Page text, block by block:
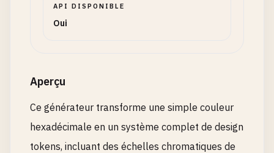
API DISPONIBLE
Oui
Aperçu
Ce générateur transforme une simple couleur
hexadécimale en un système complet de design
tokens, incluant des échelles chromatiques de